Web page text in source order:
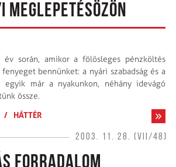
MEGLEPETÉSÖZÖN
év során, amikor a fölösleges pénzköltés
bennünket: a nyári szabadság és a
egyik már a nyakunkon, néhány idevágó
össze.
/ HÁTTÉR
2003. 11. 28. (VII/48)